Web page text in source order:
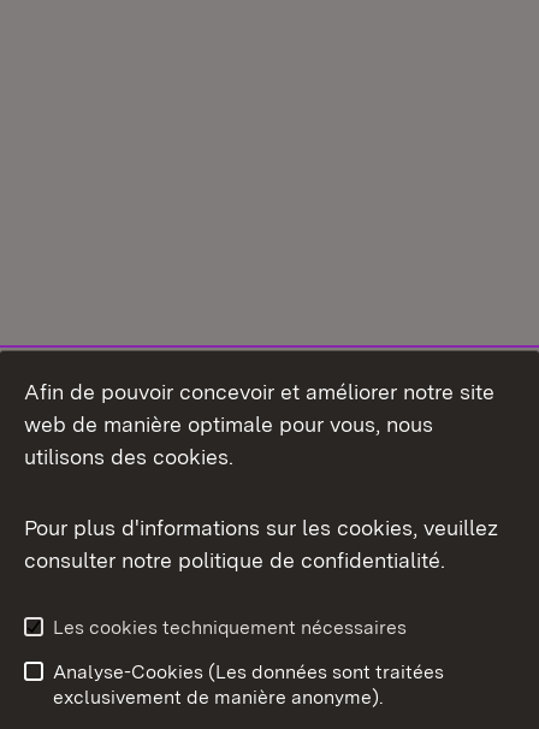
Aperçu des thèmes
Afin de pouvoir concevoir et améliorer notre site
web de manière optimale pour vous, nous
utilisons des cookies.
Pour plus d'informations sur les cookies, veuillez
consulter notre politique de confidentialité.
Les cookies techniquement nécessaires
Analyse-Cookies (Les données sont traitées
exclusivement de manière anonyme).